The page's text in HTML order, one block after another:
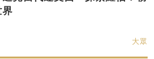
界
大眾